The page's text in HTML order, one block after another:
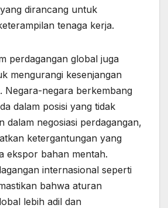
dirancang untuk
tenaga kerja.
perdagangan global juga
mengurangi kesenjangan
Negara-negara berkembang
dalam posisi yang tidak
dalam negosiasi perdagangan,
ketergantungan yang
ekspor bahan mentah.
internasional seperti
bahwa aturan
lebih adil dan